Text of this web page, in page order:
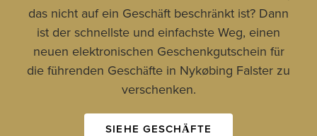
das nicht auf ein Geschäft beschränkt ist? Dann
ist der schnellste und einfachste Weg, einen
neuen elektronischen Geschenkgutschein für
die führenden Geschäfte in Nykøbing Falster zu
verschenken.
SIEHE GESCHÄFTE